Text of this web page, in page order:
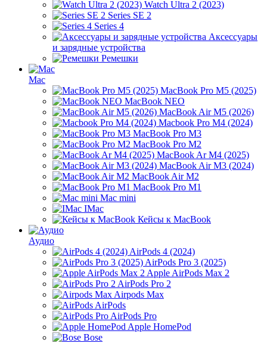
Watch Ultra 2 (2023)
Series SE 2
Series 4
Аксессуары
и зарядные устройства
Ремешки
Mac
MacBook Pro M5 (2025)
MacBook NEO
MacBook Air M5 (2026)
Macbook Pro M4 (2024)
MacBook Pro M3
MacBook Pro M2
MacBook Ar M4 (2025)
MacBook Air M3 (2024)
MacBook Air M2
MacBook Pro M1
Mac mini
IMac
Кейсы к MacBook
Аудио
AirPods 4 (2024)
AirPods Pro 3 (2025)
Apple AirPods Max 2
AirPods Pro 2
Airpods Max
AirPods
AirPods Pro
Apple HomePod
Bose